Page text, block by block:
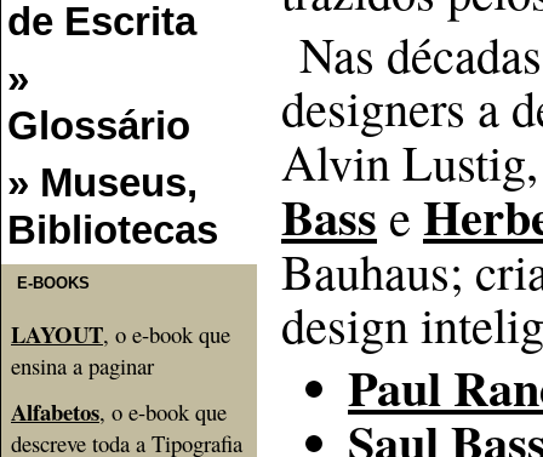
de Escrita
»
Glossário
» Museus,
Bibliotecas
E-BOOKS
LAYOUT, o e-book que
ensina a paginar
Alfabetos, o e-book que
descreve toda a Tipografia
Nas
designers a
Alvin
Bass e
Bauhaus;
design
Paul
Saul